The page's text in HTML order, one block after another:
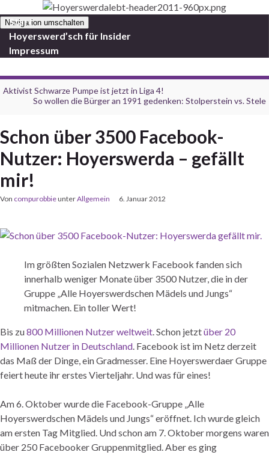
Navigation umschalten
Start
Hoyerswerd’sch für Insider
Impressum
Aktivist Schwarze Pumpe ist jetzt in Liga 4!
So wollen die Bürger an 1991 gedenken: Stolperstein vs. Stele
Schon über 3500 Facebook-
Nutzer: Hoyerswerda – gefällt
mir!
Von compurobbieunterAllgemein 6. Januar 2012
Im größten Sozialen Netzwerk Facebook fanden sich
innerhalb weniger Monate über 3500 Nutzer, die in der
Gruppe „Alle Hoyerswerdschen Mädels und Jungs“
mitmachen. Ein toller Wert!
Bis zu800 Millionen Nutzer weltweit. Schon jetztüber 20
Millionen Nutzer in Deutschland. Facebook ist im Netz derzeit
das Maß der Dinge, ein Gradmesser. Eine Hoyerswerdaer Gruppe
feiert heute ihr erstes Vierteljahr. Und was für eines!
Am 6. Oktober wurde die Facebook-Gruppe „Alle
Hoyerswerdschen Mädels und Jungs“ eröffnet. Ich wurde gleich
am ersten Tag Mitglied. Und schon am 7. Oktober morgens waren
über 250 Facebooker Gruppenmitglied. Aber es ging